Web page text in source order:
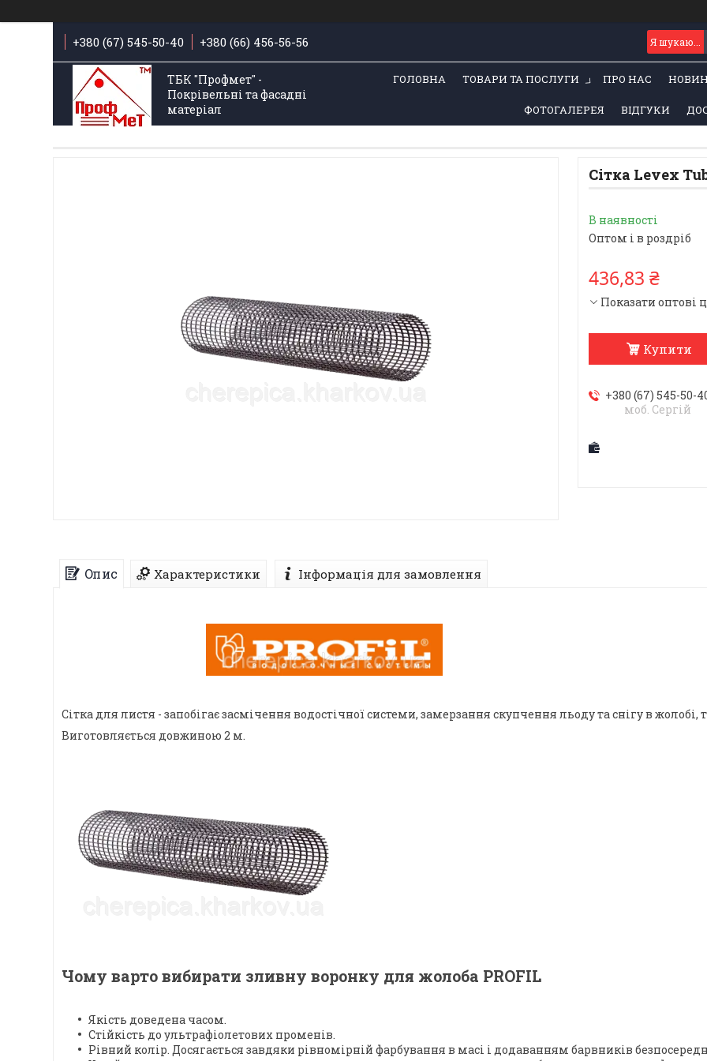
+380 (67) 545-50-40 +380 (66) 456-56-56
ТБК "Профмет" -
Покрівельні та фасадні
матеріал
ГОЛОВНА ТОВАРИ ТА ПОСЛУГИ ПРО НАС
ФОТОГАЛЕРЕЯ ВІДГУКИ
Сітка Levex
В наявності
Оптом і в роздріб
436,83 ₴
Показати оптові
Купити
+380 (67) 545-50-
моб. Сергій
Опис Характеристики Інформація для замовлення
Сітка для листя - запобігає засмічення водостічної системи, замерзання скупчення льоду та снігу в
Виготовляється довжиною 2 м.
Чому варто вибирати зливну воронку для жолоба PROFIL
Якість доведена часом.
Стійкість до ультрафіолетових променів.
Рівний колір. Досягається завдяки рівномірній фарбування в масі і додаванням барвників